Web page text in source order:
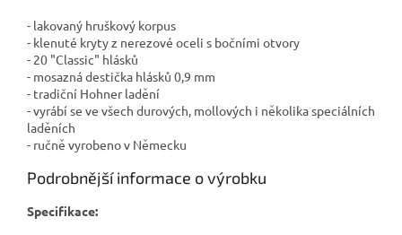
- lakovaný hruškový korpus
- klenuté kryty z nerezové oceli s bočními otvory
- 20 "Classic" hlásků
- mosazná destička hlásků 0,9 mm
- tradiční Hohner ladění
- vyrábí se ve všech durových, mollových i několika speciálních
laděních
- ručně vyrobeno v Německu
Podrobnější informace o výrobku
Specifikace: